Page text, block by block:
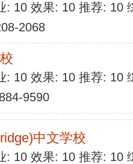
: 10 效果: 10 推荐: 10
2068
: 10 效果: 10 推荐: 10
9590
中文学校
: 10 效果: 10 推荐: 10